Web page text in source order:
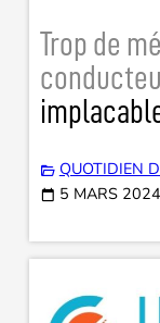
Trop de
QUOTIDIEN
5 MARS 2024